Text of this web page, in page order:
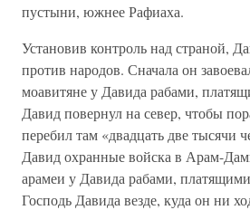
пустыни, южнее Рафиаха.
Установив контроль над страной,
против народов. Сначала он
моавитяне у Давида рабами,
Давид повернул на север, чтобы
перебил там «двадцать две тысячи
Давид охранные войска в Арам-
арамеи у Давида рабами,
Господь Давида везде, куда он ни